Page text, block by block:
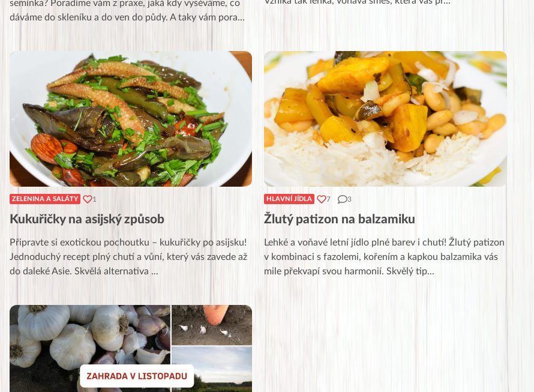
semínka? Poradíme vám z praxe, jaká kdy vyséváme, co
dáváme do skleníku a do ven do půdy. A taky vám pora...
ZELENINA A SALÁTY 1
Kukuřičky na asijský způsob
Připravte si exotickou pochoutku – kukuřičky po asijsku!
Jednoduchý recept plný chutí a vůní, který vás zavede až
do daleké Asie. Skvělá alternativa ...
HLAVNÍ JÍDLA 7 3
Žlutý patizon na balzamiku
Lehké a voňavé letní jídlo plné barev i chutí! Žlutý patizon
v kombinaci s fazolemi, kořením a kapkou balzamika vás
mile překvapí svou harmonií. Skvělý tip...